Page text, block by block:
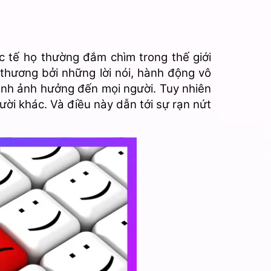
tế họ thường đắm chìm trong thế giới
bởi những lời nói, hành động vô
ảnh hưởng đến mọi người. Tuy nhiên
khác. Và điều này dẫn tới sự rạn nứt